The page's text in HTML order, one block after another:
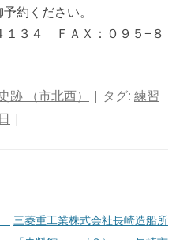
約ください。
１３４ ＦＡＸ：０９５−８
跡 （市北西） | タグ: 練習
|
三菱重工業株式会社長崎造船所